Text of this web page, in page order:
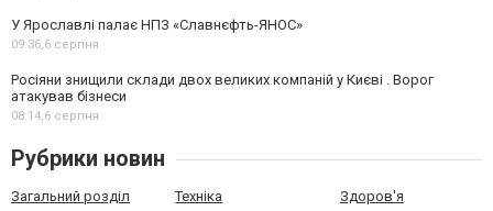
У Ярославлі палає НПЗ «Славнєфть-ЯНОС»
09:36,6 серпня
Росіяни знищили склади двох великих компаній у Києві . Ворог
атакував бізнеси
08:14,6 серпня
Рубрики новин
Загальний розділ Техніка Здоров'я